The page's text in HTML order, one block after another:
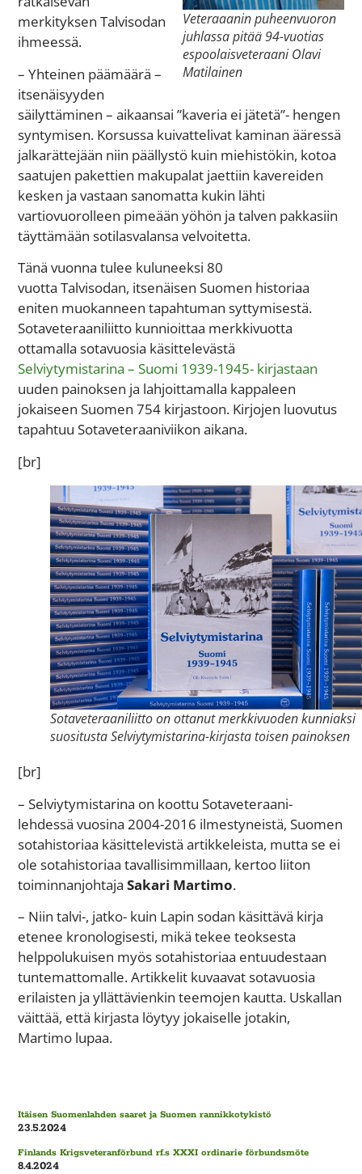
Veteraaanin puheenvuoron
juhlassa pitää 94-vuotias
espoolaisveteraani Olavi
Matilainen
merkityksen Talvisodan
ihmeessä.
– Yhteinen päämäärä –
itsenäisyyden
säilyttäminen – aikaansai ”kaveria ei jätetä”- hengen
syntymisen. Korsussa kuivattelivat kaminan ääressä
jalkarättejään niin päällystö kuin miehistökin, kotoa
saatujen pakettien makupalat jaettiin kavereiden
kesken ja vastaan sanomatta kukin lähti
vartiovuorolleen pimeään yöhön ja talven pakkasiin
täyttämään sotilasvalansa velvoitetta.
Tänä vuonna tulee kuluneeksi 80
vuottaTalvisodan, itsenäisenSuomen historiaa
eniten muokanneen tapahtuman syttymisestä.
Sotaveteraaniliitto kunnioittaa merkkivuotta
ottamalla sotavuosia käsittelevästä
Selviytymistarina – Suomi 1939-1945- kirjastaan
uuden painoksen ja lahjoittamalla kappaleen
jokaiseen Suomen754 kirjastoon. Kirjojen luovutus
tapahtuu Sotaveteraaniviikon aikana.
[br]
Sotaveteraaniliitto on ottanut merkkivuoden kunniaksi
suositusta Selviytymistarina-kirjasta toisen painoksen
[br]
– Selviytymistarina on koottu Sotaveteraani-
lehdessä vuosina 2004-2016 ilmestyneistä, Suomen
sotahistoriaa käsittelevistä artikkeleista, mutta se ei
ole sotahistoriaa tavallisimmillaan, kertoo liiton
toiminnanjohtajaSakari Martimo.
– Niin talvi-, jatko- kuin Lapin sodan käsittävä kirja
etenee kronologisesti, mikä tekee teoksesta
helppolukuisen myös sotahistoriaa entuudestaan
tuntemattomalle. Artikkelit kuvaavat sotavuosia
erilaisten ja yllättävienkin teemojen kautta. Uskallan
väittää, että kirjasta löytyy jokaiselle jotakin,
Martimo lupaa.
Itäisen Suomenlahden saaret ja Suomen rannikkotykistö
23.5.2024
Finlands Krigsveteranförbund rf.s XXXI ordinarie förbundsmöte
8.4.2024